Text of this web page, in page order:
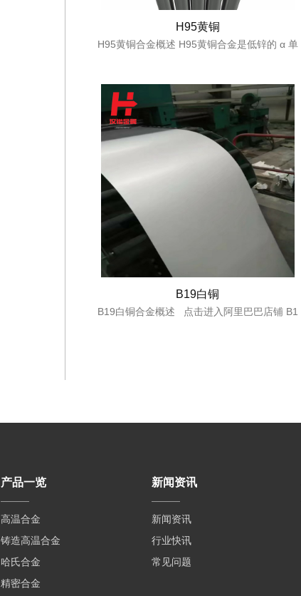
H95黄铜
H95黄铜合金概述 H95黄铜合金是低锌的 α 单
B19白铜
B19白铜合金概述 点击进入阿里巴巴店铺 B1
产品一览
高温合金
铸造高温合金
哈氏合金
精密合金
新闻资讯
新闻资讯
行业快讯
常见问题